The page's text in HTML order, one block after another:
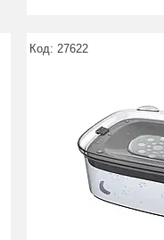
27622